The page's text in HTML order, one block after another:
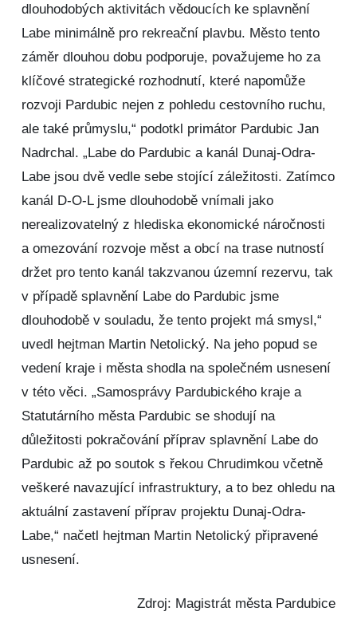
dlouhodobých aktivitách vědoucích ke splavnění
Labe minimálně pro rekreační plavbu. Město tento
záměr dlouhou dobu podporuje, považujeme ho za
klíčové strategické rozhodnutí, které napomůže
rozvoji Pardubic nejen z pohledu cestovního ruchu,
ale také průmyslu,“ podotkl primátor Pardubic Jan
Nadrchal. „Labe do Pardubic a kanál Dunaj-Odra-
Labe jsou dvě vedle sebe stojící záležitosti. Zatímco
kanál D-O-L jsme dlouhodobě vnímali jako
nerealizovatelný z hlediska ekonomické náročnosti
a omezování rozvoje měst a obcí na trase nutností
držet pro tento kanál takzvanou územní rezervu, tak
v případě splavnění Labe do Pardubic jsme
dlouhodobě v souladu, že tento projekt má smysl,“
uvedl hejtman Martin Netolický. Na jeho popud se
vedení kraje i města shodla na společném usnesení
v této věci. „Samosprávy Pardubického kraje a
Statutárního města Pardubic se shodují na
důležitosti pokračování příprav splavnění Labe do
Pardubic až po soutok s řekou Chrudimkou včetně
veškeré navazující infrastruktury, a to bez ohledu na
aktuální zastavení příprav projektu Dunaj-Odra-
Labe,“ načetl hejtman Martin Netolický připravené
usnesení.
Zdroj: Magistrát města Pardubice